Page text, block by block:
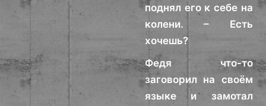
поднял его к себе на
колени. – Есть
хочешь?
Федя что-то
заговорил на своём
языке и замотал